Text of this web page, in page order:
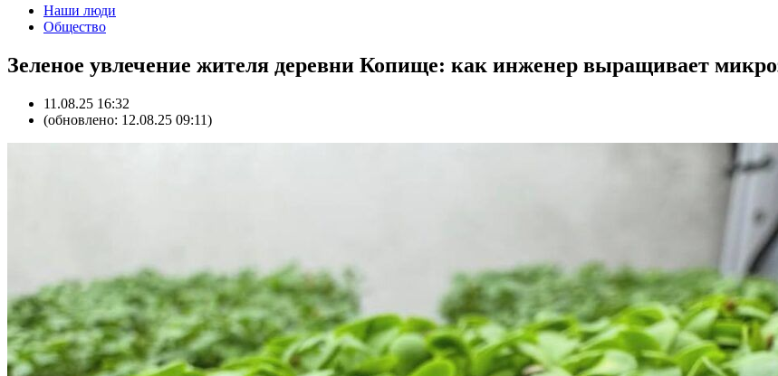
Наши люди
Общество
Зеленое увлечение жителя деревни Копище: как инженер выращивает
11.08.25 16:32
(обновлено: 12.08.25 09:11)